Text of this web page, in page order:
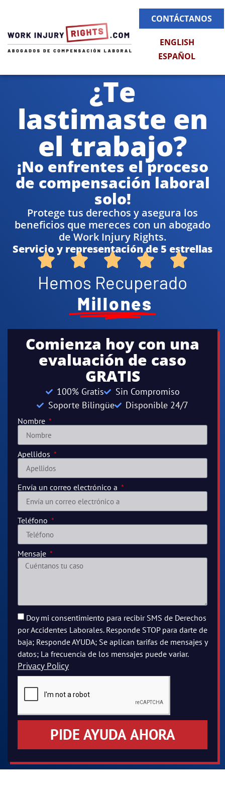
CONTÁCTANOS
ENGLISH
ESPAÑOL
¿Te
lastimaste en
el trabajo?
¡No enfrentes el proceso
de compensación laboral
solo!
Protege tus derechos y asegura los
beneficios que mereces con un abogado
de Work Injury Rights.
Servicio y representación de 5 estrellas
Hemos Recuperado
Millones
Comienza hoy con una
evaluación de caso
GRATIS
100% Gratis
Sin Compromiso
Soporte Bilingüe
Disponible 24/7
Nombre
Apellidos
Envía un correo electrónico a
Teléfono
Mensaje
Doy mi consentimiento para recibir SMS de Derechos
por Accidentes Laborales. Responde STOP para darte de
baja; Responde AYUDA; Se aplican tarifas de mensajes y
datos; La frecuencia de los mensajes puede variar.
Privacy Policy
PIDE AYUDA AHORA